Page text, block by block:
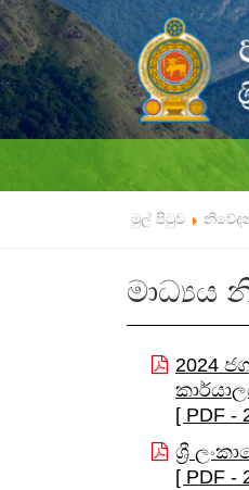
මුල් පිටුව
මාධ්‍යය
2024
[ PDF -
ශ්‍රී
[ PDF -